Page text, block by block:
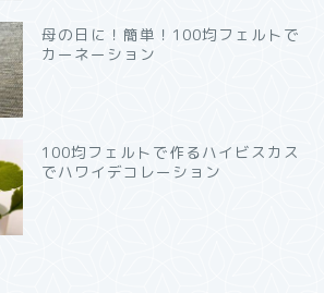
母の日に！簡単！100均フェルトで
カーネーション
100均フェルトで作るハイビスカス
でハワイデコレーション